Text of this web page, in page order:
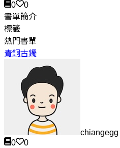
0
0
書單簡介
標籤
熱門書單
青銅古鐲
chiangegg
0
0